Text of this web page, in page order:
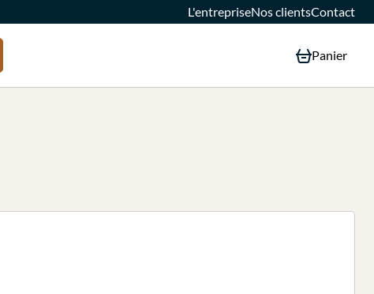
L'entrepriseNos clientsContact
Panier